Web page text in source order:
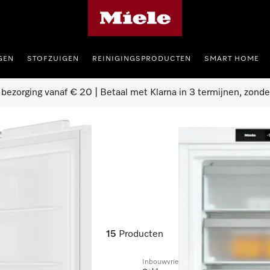
STOFZUIGEN REINIGINGSPRODUCTEN SMART HOME
vanaf € 20 | Betaal met Klarna in 3 termijnen,
15 Producten
Inbouwvriezer, nishoogte 72 cm